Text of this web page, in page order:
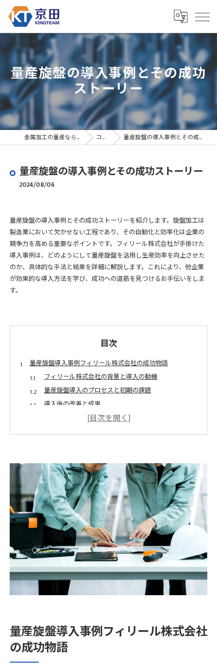
量産旋盤の導入事例とその成功
ストーリー
金属加工の量産なら京田精密 コラム 量産旋盤の導入事例とその成功ストーリー
量産旋盤の導入事例とその成功ストーリー
2024/08/06
量産旋盤の導入事例とその成功ストーリーを紹介します。旋盤加工は
製造業において欠かせない工程であり、その自動化と効率化は企業の
競争力を高める重要なポイントです。フィリール株式会社が手掛けた
導入事例は、どのようにして量産旋盤を活用し生産効率を向上させた
のか、具体的な手法と結果を詳細に解説します。これにより、他企業
が効果的な導入方法を学び、成功への道筋を見つけるお手伝いをしま
す。
目次
量産旋盤導入事例フィリール株式会社の成功物語
フィリール株式会社の背景と導入の動機
量産旋盤導入のプロセスと初期の課題
導入後の改善と成果
社員の反応と社内文化の変化
生産効率向上のための具体的な手法
旋盤の自動化技術の採用とその効果
生産ラインの最適化と再設計
デジタルツイン技術の活用
リアルタイムモニタリングシステムの導入
持続可能な生産の実現
量産旋盤活用フィリール株式会社の具体的手法と結果
最新の量産旋盤導入手法の詳細
導入前後の生産データ比較
従業員のスキル向上プログラム
顧客満足度の向上とフィードバック
成功事例から学ぶ量産旋盤の導入と自動化のポイント
量産旋盤導入事例フィリール株式会社
の成功物語